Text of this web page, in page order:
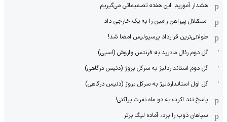
هشدار آموریم: این هفته تصمیماتی می‌گیریم
استقلال پیراهن رامین را به یک خارجی داد
طولانی‌ترین قرارداد پرسپولیس امضا شد!
گل دوم رئال مادرید به فرنتس واروش (اسپی)
گل دوم استانداردلیژ به سرکل بروژ (دنیس درگاهی)
گل اول استانداردلیژ به سرکل بروژ (دنیس درگاهی)
پاسخ تند اکرت به دو ماه نفرت پراکنی!
سپاهان ذوب را برد، آماده لیگ برتر